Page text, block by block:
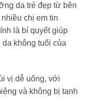
da trẻ đẹp từ bên
chị em tin
là bí quyết giúp
không tuổi của
vị dễ uống, với
và không bị tanh